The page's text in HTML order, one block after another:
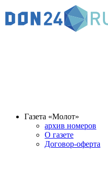
Газета «Молот»
архив номеров
О газете
Договор-оферта